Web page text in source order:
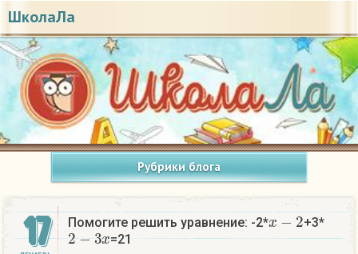
ШколаЛа
Рубрики блога
17 Помогите решить уравнение: -2*
x −2
+3*
2−3x
=21